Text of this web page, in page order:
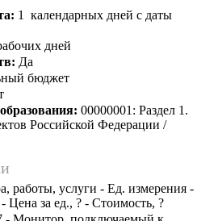
1 календарных дней с даты
дней
Да
бюджет
00000001: Раздел 1.
Российской Федерации /
работы, услуги - Ед. измерения -
Цена за ед., ? - Стоимость, ?